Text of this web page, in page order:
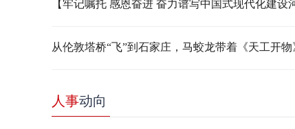
从伦敦塔桥“飞”到石家庄，马蛟龙带着《天工开
人事动向